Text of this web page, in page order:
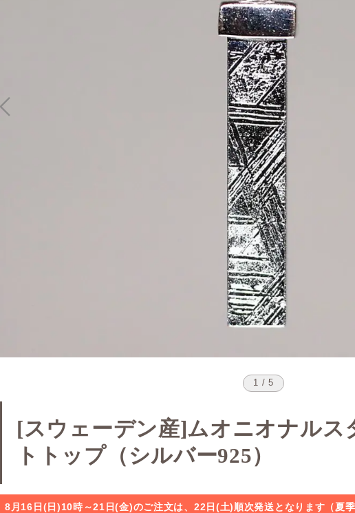
1 / 5
[スウェーデン産]ムオニオナルス
トトップ（シルバー925）
8月16日(日)10時～21日(金)のご注文は、22日(土)順次発送となります（夏季